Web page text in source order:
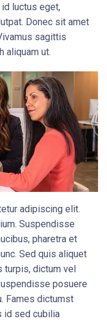
luctus eget,
Donec sit amet
sagittis
aliquam ut.
adipiscing elit.
Suspendisse
pharetra et
Sed quis aliquet
turpis, dictum vel
posuere
Fames dictumst
id sed cubilia